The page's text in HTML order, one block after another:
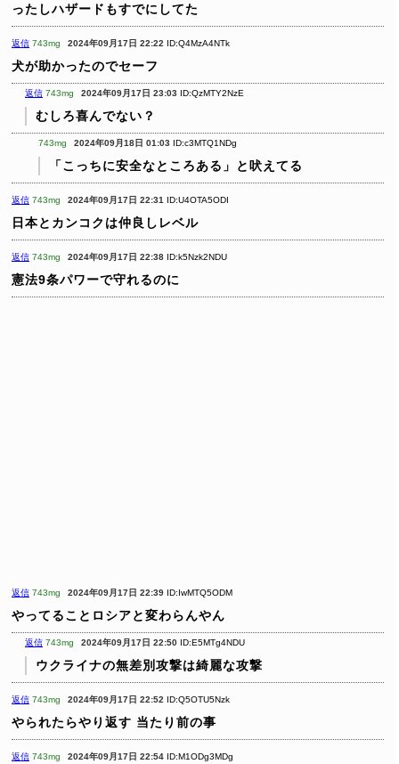
ったしハザードもすでにしてた
返信 743mg 2024年09月17日 22:22 ID:Q4MzA4NTk
犬が助かったのでセーフ
返信 743mg 2024年09月17日 23:03 ID:QzMTY2NzE
むしろ喜んでない？
743mg 2024年09月18日 01:03 ID:c3MTQ1NDg
「こっちに安全なところある」と吠えてる
返信 743mg 2024年09月17日 22:31 ID:U4OTA5ODI
日本とカンコクは仲良しレベル
返信 743mg 2024年09月17日 22:38 ID:k5Nzk2NDU
憲法9条パワーで守れるのに
返信 743mg 2024年09月17日 22:39 ID:IwMTQ5ODM
やってることロシアと変わらんやん
返信 743mg 2024年09月17日 22:50 ID:E5MTg4NDU
ウクライナの無差別攻撃は綺麗な攻撃
返信 743mg 2024年09月17日 22:52 ID:Q5OTU5Nzk
やられたらやり返す 当たり前の事
返信 743mg 2024年09月17日 22:54 ID:M1ODg3MDg